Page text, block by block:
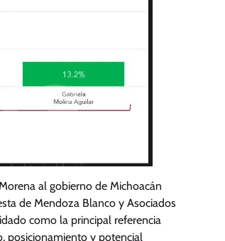
al gobierno de Michoacán
de Mendoza Blanco y Asociados
como la principal referencia
posicionamiento y potencial